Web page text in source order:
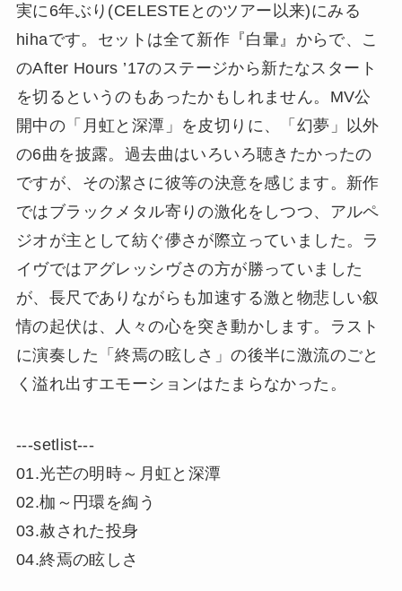
実に6年ぶり(CELESTEとのツアー以来)にみる
hihaです。セットは全て新作『白暈』からで、こ
のAfter Hours ’17のステージから新たなスタート
を切るというのもあったかもしれません。MV公
開中の「月虹と深潭」を皮切りに、「幻夢」以外
の6曲を披露。過去曲はいろいろ聴きたかったの
ですが、その潔さに彼等の決意を感じます。新作
ではブラックメタル寄りの激化をしつつ、アルペ
ジオが主として紡ぐ儚さが際立っていました。ラ
イヴではアグレッシヴさの方が勝っていました
が、長尺でありながらも加速する激と物悲しい叙
情の起伏は、人々の心を突き動かします。ラスト
に演奏した「終焉の眩しさ」の後半に激流のごと
く溢れ出すエモーションはたまらなかった。
‐‐‐setlist‐‐‐
01.光芒の明時～月虹と深潭
02.枷～円環を綯う
03.赦された投身
04.終焉の眩しさ